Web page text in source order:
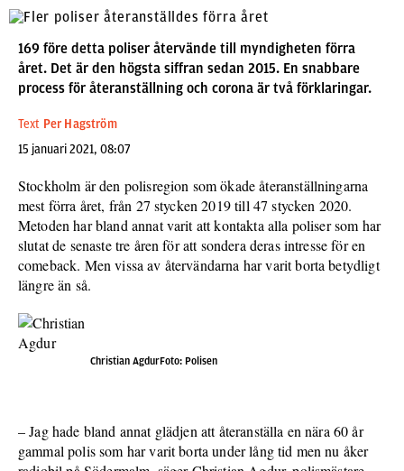
169 före detta poliser återvände till myndigheten förra
året. Det är den högsta siffran sedan 2015. En snabbare
process för återanställning och corona är två förklaringar.
Text Per Hagström
15 januari 2021, 08:07
Stockholm är den polisregion som ökade återanställningarna
mest förra året, från 27 stycken 2019 till 47 stycken 2020.
Metoden har bland annat varit att kontakta alla poliser som har
slutat de senaste tre åren för att sondera deras intresse för en
comeback. Men vissa av återvändarna har varit borta betydligt
längre än så.
Christian AgdurFoto: Polisen
– Jag hade bland annat glädjen att återanställa en nära 60 år
gammal polis som har varit borta under lång tid men nu åker